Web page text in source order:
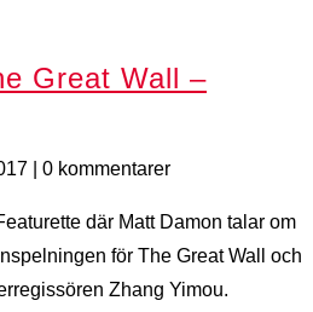
Great Wall –
| 0 kommentarer
där Matt Damon talar om
för The Great Wall och
Zhang Yimou.